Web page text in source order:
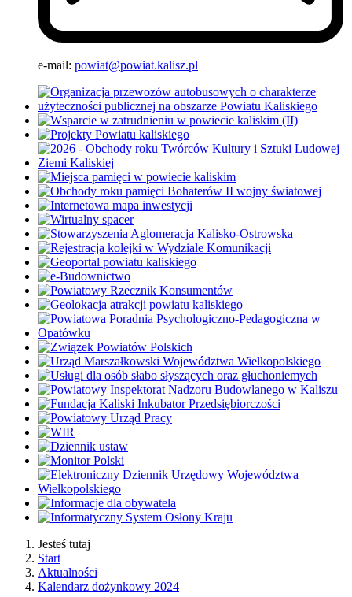
e-mail: powiat@powiat.kalisz.pl
Jesteś tutaj
Start
Aktualności
Kalendarz dożynkowy 2024